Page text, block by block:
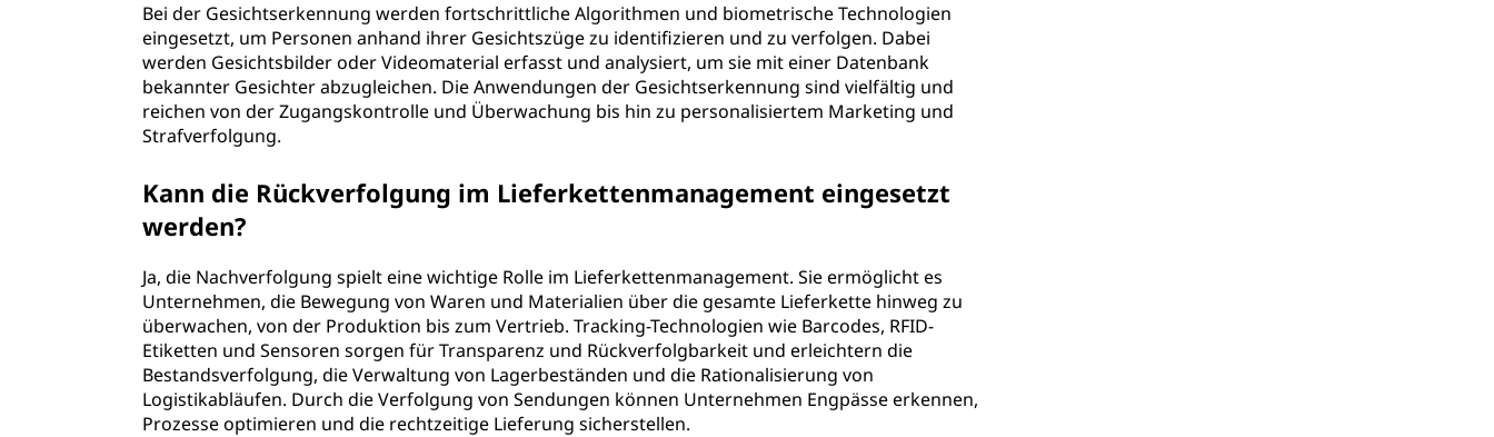
Bei der Gesichtserkennung werden fortschrittliche Algorithmen und biometrische Technologien
eingesetzt, um Personen anhand ihrer Gesichtszüge zu identifizieren und zu verfolgen. Dabei
werden Gesichtsbilder oder Videomaterial erfasst und analysiert, um sie mit einer Datenbank
bekannter Gesichter abzugleichen. Die Anwendungen der Gesichtserkennung sind vielfältig und
reichen von der Zugangskontrolle und Überwachung bis hin zu personalisiertem Marketing und
Strafverfolgung.
Kann die Rückverfolgung im Lieferkettenmanagement eingesetzt
werden?
Ja, die Nachverfolgung spielt eine wichtige Rolle im Lieferkettenmanagement. Sie ermöglicht es
Unternehmen, die Bewegung von Waren und Materialien über die gesamte Lieferkette hinweg zu
überwachen, von der Produktion bis zum Vertrieb. Tracking-Technologien wie Barcodes, RFID-
Etiketten und Sensoren sorgen für Transparenz und Rückverfolgbarkeit und erleichtern die
Bestandsverfolgung, die Verwaltung von Lagerbeständen und die Rationalisierung von
Logistikabläufen. Durch die Verfolgung von Sendungen können Unternehmen Engpässe erkennen,
Prozesse optimieren und die rechtzeitige Lieferung sicherstellen.